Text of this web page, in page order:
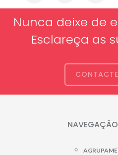
Nunca deixe de
Esclareça as
NAVEGAÇÃO